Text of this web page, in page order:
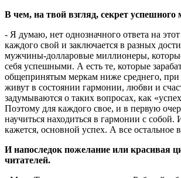
В чем, на твой взгляд, секрет
- Я думаю, нет однозначного ответа на
каждого свой и заключается в разных
мужчины-долларовые миллионеры,
себя успешными. А есть те, которые
общепринятым меркам ниже среднего, при
живут в состоянии гармонии, любви и
задумываются о таких вопросах, как
Поэтому для каждого свое, и в первую
научиться находиться в гармонии с собой.
кажется, основной успех. А все остальное
И напоследок пожелание или красивая
читателей.